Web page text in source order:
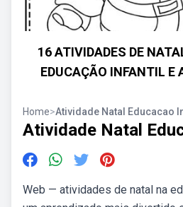
16 ATIVIDADES DE
EDUCAÇÃO INFANTIL E
Home>Atividade Natal Educacao
Atividade Natal
Web — atividades de natal na